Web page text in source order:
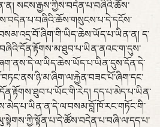
སངས་རྒྱས་ཀྱིས་བདེན་པ་བཞིའི་ཆོས་
ད་
དད་པ་མེད་པ་ཡིན་